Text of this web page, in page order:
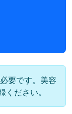
要です。美容
ださい。